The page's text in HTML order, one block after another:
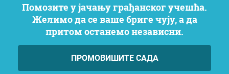
Помозите у јачању грађанског учешћа.
Желимо да се ваше бриге чују, а да
притом останемо независни.
ПРОМОВИШИТЕ САДА